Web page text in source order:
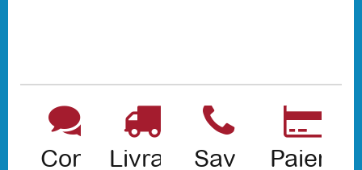
ContactLivraisonSav